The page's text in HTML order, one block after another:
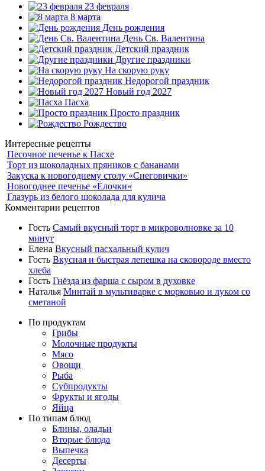
23 февраля
8 марта
День рождения
День Св. Валентина
Детский праздник
Другие праздники
На скорую руку
Недорогой праздник
Новый год 2027
Пасха
Просто праздник
Рождество
Интересные рецепты
Песочное печенье к Пасхе
Торт из шоколадных пряников с бананами
Закуска к новогоднему столу «Снеговички»
Новогоднее печенье «Ёлочки»
Глазурь из белого шоколада для кулича
Комментарии рецептов
Гость Самый вкусный торт в микроволновке за 10
минут
Елена Вкусный пасхальный кулич
Гость Вкусная и быстрая лепешка на сковороде вместо
хлеба
Гость Гнёзда из фарша с сыром в духовке
Наталья Минтай в мультиварке с морковью и луком со
сметаной
По продуктам
Грибы
Молочные продукты
Мясо
Овощи
Рыба
Субпродукты
Фрукты и ягоды
Яйца
По типам блюд
Блины, оладьи
Вторые блюда
Выпечка
Десерты